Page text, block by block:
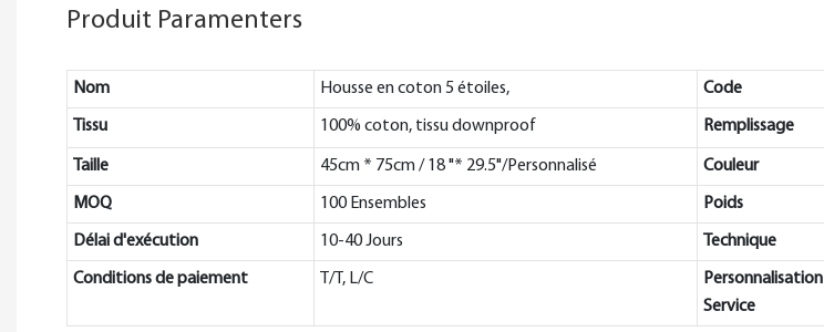
Produit Paramenters
Nom Housse en coton 5 étoiles, Code
Tissu 100% coton, tissu downproof Remplissage
Taille 45cm * 75cm / 18 "* 29.5"/Personnalisé Couleur
MOQ 100 Ensembles Poids
Délai d'exécution 10-40 Jours Technique
Conditions de paiement T/T, L/C
Personnalisation
Service